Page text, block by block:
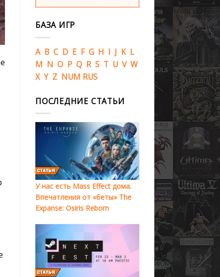
БАЗА ИГР
A B C D E F G H I J K L
M N O P Q R S T U V W
X Y Z NUM RUS
ПОСЛЕДНИЕ СТАТЬИ
У нас есть Mass Effect дома.
Впечатления от «беты» The
Expanse: Osiris Reborn